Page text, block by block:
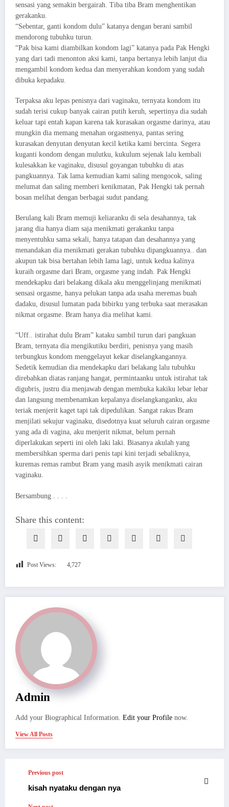
sensasi yang semakin bergairah. Tiba tiba Bram menghentikan
gerakanku.
“Sebentar, ganti kondom dulu” katanya dengan berani sambil
mendorong tubuhku turun.
“Pak bisa kami diambilkan kondom lagi” katanya pada Pak Hengki
yang dari tadi menonton aksi kami, tanpa bertanya lebih lanjut dia
mengambil kondom kedua dan menyerahkan kondom yang sudah
dibuka kepadaku.
Terpaksa aku lepas penisnya dari vaginaku, ternyata kondom itu
sudah terisi cukup banyak cairan putih keruh, sepertinya dia sudah
keluar tapi entah kapan karena tak kurasakan orgasme darinya, atau
mungkin dia memang menahan orgasmenya, pantas sering
kurasakan denyutan denyutan kecil ketika kami bercinta. Segera
kuganti kondom dengan mulutku, kukulum sejenak lalu kembali
kulesakkan ke vaginaku, disusul goyangan tubuhku di atas
pangkuannya. Tak lama kemudian kami saling mengocok, saling
melumat dan saling memberi kenikmatan, Pak Hengki tak pernah
bosan melihat dengan berbagai sudut pandang.
Berulang kali Bram memuji keliaranku di sela desahannya, tak
jarang dia hanya diam saja menikmati gerakanku tanpa
menyentuhku sama sekali, hanya tatapan dan desahannya yang
menandakan dia menikmati gerakan tubuhku dipangkuannya.. dan
akupun tak bisa bertahan lebih lama lagi, untuk kedua kalinya
kuraih orgasme dari Bram, orgasme yang indah. Pak Hengki
mendekapku dari belakang dikala aku menggelinjang menikmati
sensasi orgasme, hanya pelukan tanpa ada usaha meremas buah
dadaku, disusul lumatan pada bibirku yang terbuka saat merasakan
nikmat orgasme. Bram hanya dia melihat kami.
“Uff.. istirahat dulu Bram” kataku sambil turun dari pangkuan
Bram, ternyata dia mengikutiku berdiri, penisnya yang masih
terbungkus kondom menggelayut kekar diselangkangannya.
Sedetik kemudian dia mendekapku dari belakang lalu tubuhku
direbahkan diatas ranjang hangat, permintaanku untuk istirahat tak
digubris, justru dia menjawab dengan membuka kakiku lebar lebar
dan langsung membenamkan kepalanya diselangkanganku, aku
teriak menjerit kaget tapi tak dipedulikan. Sangat rakus Bram
menjilati sekujur vaginaku, disedotnya kuat seluruh cairan orgasme
yang ada di vagina, aku menjerit nikmat, belum pernah
diperlakukan seperti ini oleh laki laki. Biasanya akulah yang
membersihkan sperma dari penis tapi kini terjadi sebaliknya,
kuremas remas rambut Bram yang masih asyik menikmati cairan
vaginaku.
Bersambung . . . .
Share this content:
Post Views: 4,727
Admin
Add your Biographical Information. Edit your Profile now.
View All Posts
Previous post
kisah nyataku dengan nya